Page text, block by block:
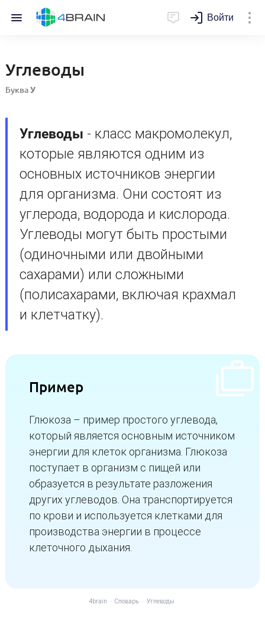
Войти
Углеводы
БукваУ
Углеводы - класс макромолекул,
которые являются одним из
основных источников энергии
для организма. Они состоят из
углерода, водорода и кислорода.
Углеводы могут быть простыми
(одиночными или двойными
сахарами) или сложными
(полисахарами, включая крахмал
и клетчатку).
Пример
Глюкоза – пример простого углевода,
который является основным источником
энергии для клеток организма. Глюкоза
поступает в организм с пищей или
образуется в результате разложения
других углеводов. Она транспортируется
по крови и используется клетками для
производства энергии в процессе
клеточного дыхания.
4brain - Словарь - Углеводы